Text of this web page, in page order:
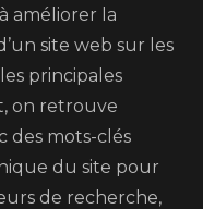
améliorer la
site web sur les
principales
on retrouve
des mots-clés
du site pour
de recherche,